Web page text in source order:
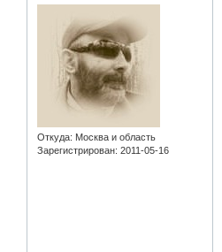
Откуда: Москва и область
Зарегистрирован: 2011-05-16